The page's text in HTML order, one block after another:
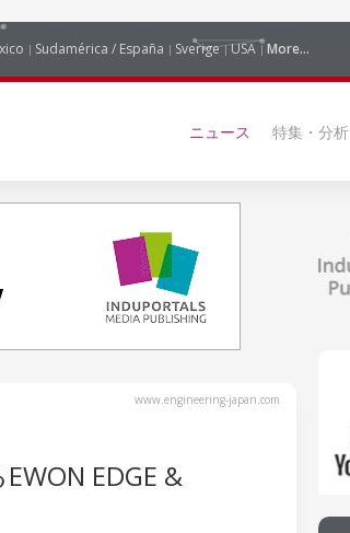
Sudamérica / España Sverige USA More...
ニュース 特集・分析
www.engineering-japan.com
EDGE &